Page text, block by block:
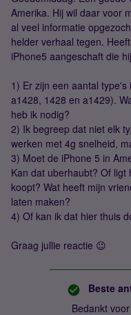
Amerika. Hij wil daar voor
al veel informatie
helder verhaal tegen.
iPhone5 aangeschaft die
1) Er zijn een aantal
a1428, 1428 en a1429).
heb ik nodig?
2) Ik begreep dat niet elk
werken met 4g snelheid,
3) Moet de iPhone 5 in
Kan dat uberhaubt? Of
koopt? Wat heeft mijn
laten maken?
4) Of kan ik dat hier thuis
Graag jullie reactie 😉
Beste
Bedankt